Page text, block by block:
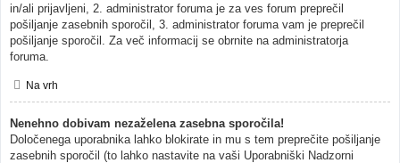
in/ali prijavljeni, 2. administrator foruma je za ves forum preprečil
pošiljanje zasebnih sporočil, 3. administrator foruma vam je preprečil
pošiljanje sporočil. Za več informacij se obrnite na administratorja
foruma.
Na vrh
Nenehno dobivam nezaželena zasebna sporočila!
Določenega uporabnika lahko blokirate in mu s tem preprečite pošiljanje
zasebnih sporočil (to lahko nastavite na vaši Uporabniški Nadzorni